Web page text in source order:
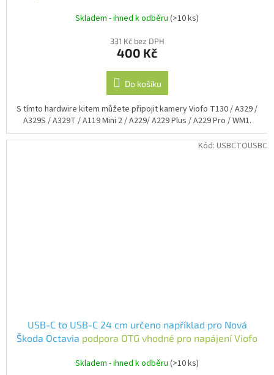
Skladem - ihned k odběru (>10 ks)
331 Kč bez DPH
400 Kč
Do košíku
S tímto hardwire kitem můžete připojit kamery Viofo T130 / A329 /
A329S / A329T / A119 Mini 2 / A229/ A229 Plus / A229 Pro / WM1.
USB-C to USB-C 24 cm určeno například pro Nová
Škoda Octavia podpora OTG vhodné pro napájení Viofo
Skladem - ihned k odběru (>10 ks)
Kód: USBCTOUSBC